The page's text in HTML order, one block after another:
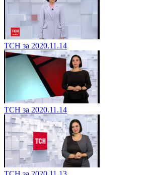
ТСН за 2020.11.14
ТСН за 2020.11.14